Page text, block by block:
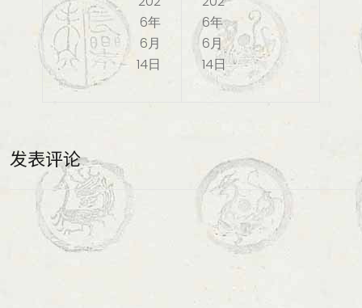
格
兰
6年
6月
14日
年
和
一
国
6年
6月
14日
发表评论